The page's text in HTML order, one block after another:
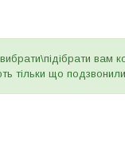
вам
тільки що